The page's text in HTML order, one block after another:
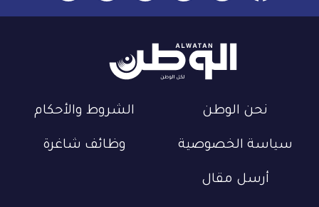
نحن الوطن الشروط والأحكام
سياسة الخصوصية وظائف شاغرة
أرسل مقال